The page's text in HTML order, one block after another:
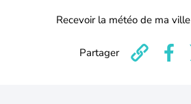
Recevoir la météo de ma ville
Partager